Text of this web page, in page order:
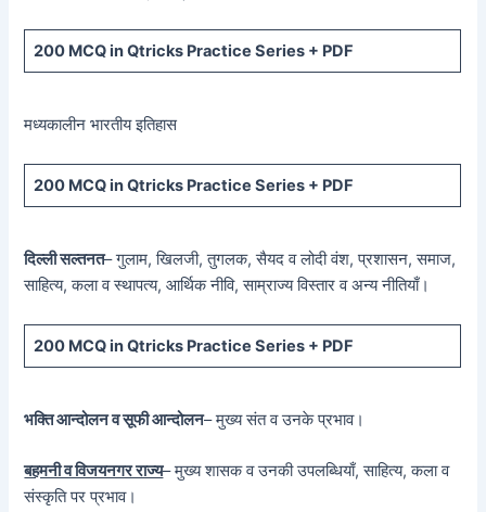
200 MCQ in Qtricks Practice Series + PDF
मध्यकालीन भारतीय इतिहास
200 MCQ in Qtricks Practice Series + PDF
दिल्ली सल्तनत– गुलाम, खिलजी, तुगलक, सैयद व लोदी वंश, प्रशासन, समाज,
साहित्य, कला व स्थापत्य, आर्थिक नीवि, साम्राज्य विस्तार व अन्य नीतियाँ।
200 MCQ in Qtricks Practice Series + PDF
भक्ति आन्दोलन व सूफी आन्दोलन– मुख्य संत व उनके प्रभाव।
बहमनी व विजयनगर राज्य– मुख्य शासक व उनकी उपलब्धियाँ, साहित्य, कला व
संस्कृति पर प्रभाव।